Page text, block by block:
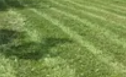
Alojamientos
Rutas
Pregunta Howdy
Inspiración fotográfica